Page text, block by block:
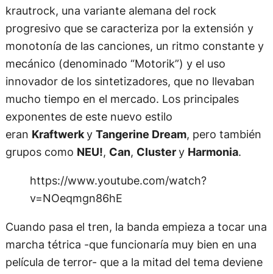
krautrock, una variante alemana del rock
progresivo que se caracteriza por la extensión y
monotonía de las canciones, un ritmo constante y
mecánico (denominado “Motorik”) y el uso
innovador de los sintetizadores, que no llevaban
mucho tiempo en el mercado. Los principales
exponentes de este nuevo estilo
eran Kraftwerky Tangerine Dream, pero también
grupos como NEU!, Can, Clustery Harmonia.
https://www.youtube.com/watch?
v=NOeqmgn86hE
Cuando pasa el tren, la banda empieza a tocar una
marcha tétrica -que funcionaría muy bien en una
película de terror- que a la mitad del tema deviene